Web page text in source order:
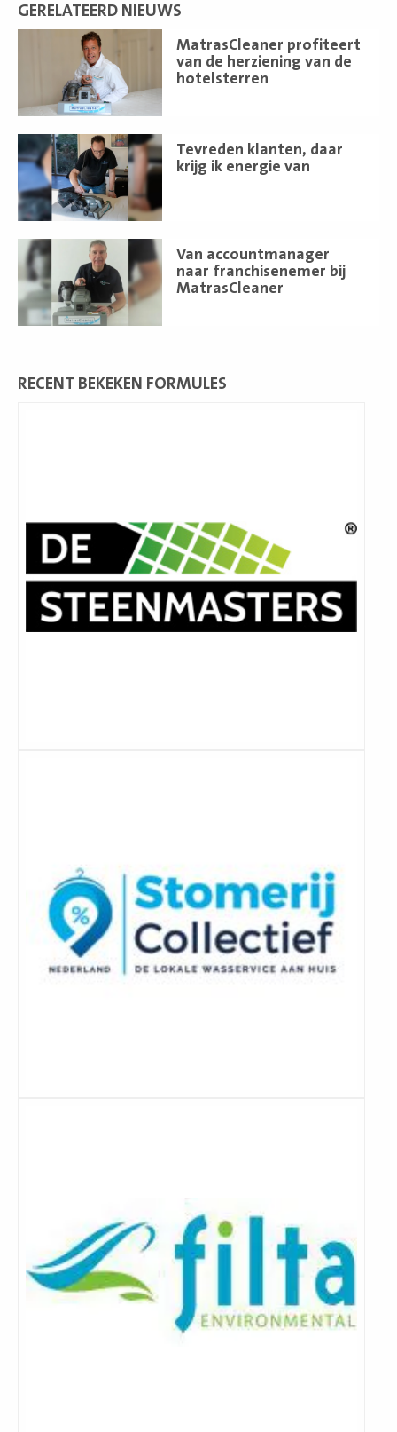
GERELATEERD NIEUWS
MatrasCleaner profiteert
van de herziening van de
hotelsterren
Tevreden klanten, daar
krijg ik energie van
Lees
meer
Van accountmanager
naar franchisenemer bij
MatrasCleaner
Lees
meer
RECENT BEKEKEN FORMULES